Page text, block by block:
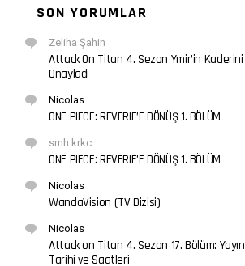
SON YORUMLAR
Zeliha Şahin
Attack On Titan 4. Sezon Ymir’in Kaderini
Onayladı
Nicolas
ONE PIECE: REVERIE’E DÖNÜŞ 1. BÖLÜM
smh krkc
ONE PIECE: REVERIE’E DÖNÜŞ 1. BÖLÜM
Nicolas
WandaVision (TV Dizisi)
Nicolas
Attack on Titan 4. Sezon 17. Bölüm: Yayın
Tarihi ve Saatleri